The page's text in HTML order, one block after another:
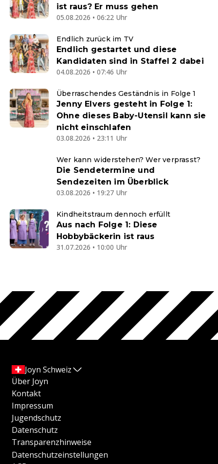
ist raus? Er muss gehen
05.08.2026 • 06:22 Uhr
Endlich zurück im TV
Endlich gestartet und diese
Kandidaten sind in Staffel 2 dabei
04.08.2026 • 07:46 Uhr
Überraschendes Geständnis in Folge 1
Jenny Elvers gesteht in Folge 1:
Ohne dieses Baby-Utensil kann sie
nicht einschlafen
03.08.2026 • 23:11 Uhr
Wer kann widerstehen? Wer verprasst?
Die Sendetermine und
Sendezeiten im Überblick
03.08.2026 • 19:27 Uhr
Kindheitstraum dennoch erfüllt
Aus nach Folge 1: Diese
Hobbybäckerin ist raus
31.07.2026 • 10:00 Uhr
Joyn Schweiz
Über Joyn
Kontakt
Impressum
Jugendschutz
Datenschutz
Transparenzhinweise
Datenschutzeinstellungen